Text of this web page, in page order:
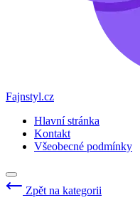
Fajnstyl.cz
Hlavní stránka
Kontakt
Všeobecné podmínky
Zpět na kategorii